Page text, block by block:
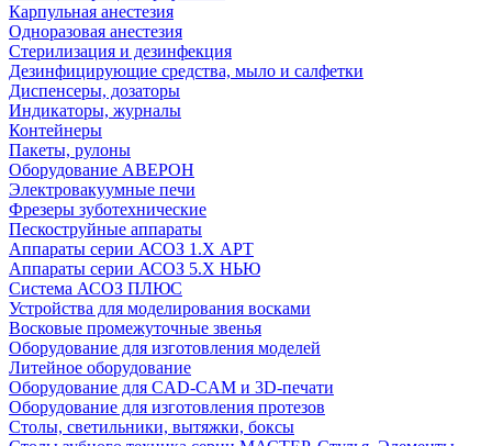
Карпульная анестезия
Одноразовая анестезия
Стерилизация и дезинфекция
Дезинфицирующие средства, мыло и салфетки
Диспенсеры, дозаторы
Индикаторы, журналы
Контейнеры
Пакеты, рулоны
Оборудование АВЕРОН
Электровакуумные печи
Фрезеры зуботехнические
Пескоструйные аппараты
Аппараты серии АСОЗ 1.Х АРТ
Аппараты серии АСОЗ 5.Х НЬЮ
Система АСОЗ ПЛЮС
Устройства для моделирования восками
Восковые промежуточные звенья
Оборудование для изготовления моделей
Литейное оборудование
Оборудование для CAD-CAM и 3D-печати
Оборудование для изготовления протезов
Cтолы, светильники, вытяжки, боксы